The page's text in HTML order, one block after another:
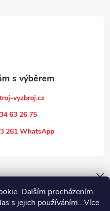
Dalším procházením
s jejich používáním.. Více
vyzbroj.cz
63 26 75
261 WhatsApp